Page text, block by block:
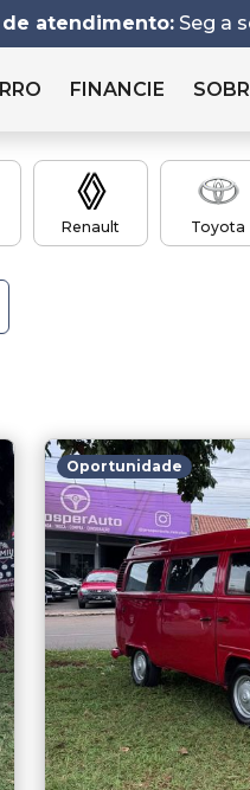
de atendimento: Seg a
FINANCIE
Renault Toyota
Oportunidade